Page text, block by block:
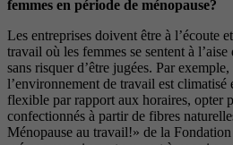
femmes en période de ménopause?
Les entreprises doivent être à l’écoute
travail où les femmes se sentent à
sans risquer d’être jugées. Par exemple,
l’environnement de travail est climatisé
flexible par rapport aux horaires, opter
confectionnés à partir de fibres
Ménopause au travail!» de la